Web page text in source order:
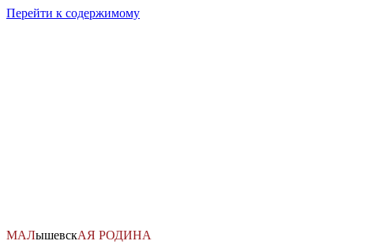
Перейти к содержимому
МАЛышевскАЯ РОДИНА